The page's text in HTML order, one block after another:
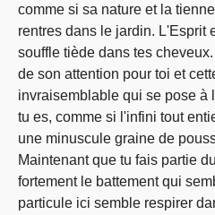
comme si sa nature et la
rentres dans le jardin. L'Esprit
souffle tiède dans tes
de son attention pour toi et
invraisemblable qui se pose à
tu es, comme si l'infini tout
une minuscule graine de
Maintenant que tu fais partie
fortement le battement qui
particule ici semble respirer